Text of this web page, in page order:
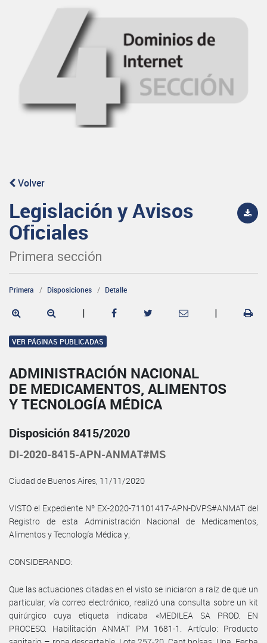
Volver
Legislación y Avisos
Oficiales
Primera sección
Primera Disposiciones Detalle
| |
VER PÁGINAS PUBLICADAS
ADMINISTRACIÓN NACIONAL
DE MEDICAMENTOS, ALIMENTOS
Y TECNOLOGÍA MÉDICA
Disposición 8415/2020
DI-2020-8415-APN-ANMAT#MS
Ciudad de Buenos Aires, 11/11/2020
VISTO el Expediente Nº EX-2020-71101417-APN-DVPS#ANMAT del
Registro de esta Administración Nacional de Medicamentos,
Alimentos y Tecnología Médica y;
CONSIDERANDO:
Que las actuaciones citadas en el visto se iniciaron a raíz de que un
particular, vía correo electrónico, realizó una consulta sobre un kit
quirúrgico cuya etiqueta indicaba «MEDILEA SA PROD. EN
PROCESO. Habilitación ANMAT PM 1681-1. Artículo: Producto